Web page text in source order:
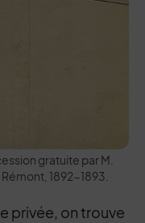
gratuite par M.
1892-1893.
privée, on trouve